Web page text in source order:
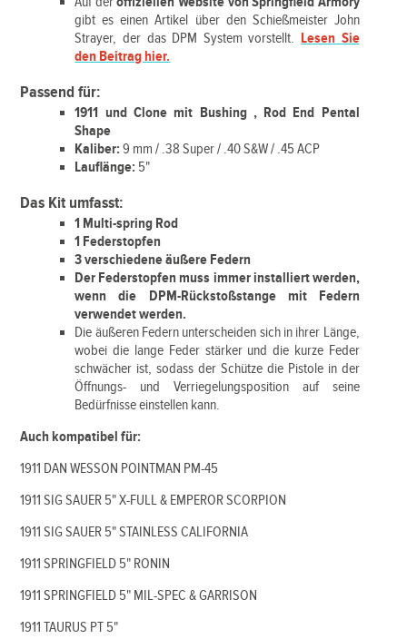
gibt es einen Artikel über den Schießmeister John
Strayer, der das DPM System vorstellt. Lesen Sie
den Beitrag hier.
Passend für:
1911 und Clone mit Bushing , Rod End Pental
Shape
Kaliber: 9 mm / .38 Super / .40 S&W / .45 ACP
Lauflänge: 5"
Das Kit umfasst:
1 Multi-spring Rod
1 Federstopfen
3 verschiedene äußere Federn
Der Federstopfen muss immer installiert werden,
wenn die DPM-Rückstoßstange mit Federn
verwendet werden.
Die äußeren Federn unterscheiden sich in ihrer Länge,
wobei die lange Feder stärker und die kurze Feder
schwächer ist, sodass der Schütze die Pistole in der
Öffnungs- und Verriegelungsposition auf seine
Bedürfnisse einstellen kann.
Auch kompatibel für:
1911 DAN WESSON POINTMAN PM-45
1911 SIG SAUER 5" X-FULL & EMPEROR SCORPION
1911 SIG SAUER 5" STAINLESS CALIFORNIA
1911 SPRINGFIELD 5" RONIN
1911 SPRINGFIELD 5" MIL-SPEC & GARRISON
1911 TAURUS PT 5"